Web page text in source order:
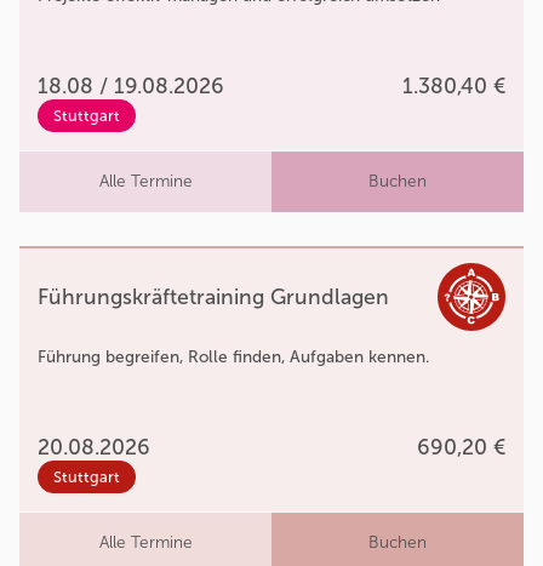
18.08 / 19.08.2026 1.380,40 €
Stuttgart
Alle Termine Buchen
Führungskräftetraining Grundlagen
Führung begreifen, Rolle finden, Aufgaben kennen.
20.08.2026 690,20 €
Stuttgart
Alle Termine Buchen